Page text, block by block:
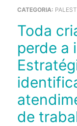
CATEGORIA:
Toda criança que trabalha
perde a
de